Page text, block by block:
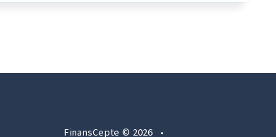
FinansCepte © 2026 •